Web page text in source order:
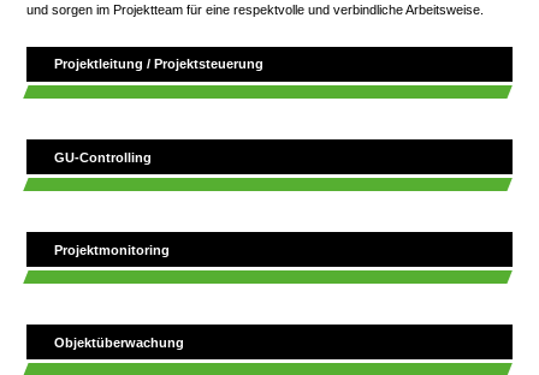
und sorgen im Projektteam für eine respektvolle und verbindliche Arbeitsweise.
Projektleitung / Projektsteuerung
GU-Controlling
Projektmonitoring
Objektüberwachung